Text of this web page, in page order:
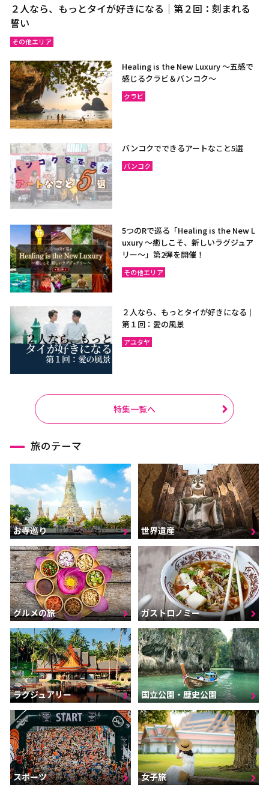
２人なら、もっとタイが好きになる｜第２回：刻まれる
誓い
その他エリア
Healing is the New Luxury ～五感で
感じるクラビ＆バンコク～
クラビ
バンコクでできるアートなこと5選
バンコク
5つのRで巡る「Healing is the New L
uxury ～癒しこそ、新しいラグジュア
リー〜」第2弾を開催！
その他エリア
２人なら、もっとタイが好きになる｜
第１回：愛の風景
アユタヤ
特集一覧へ
旅のテーマ
お寺巡り 世界遺産
グルメの旅 ガストロノミー
ラグジュアリー 国立公園・歴史公園
スポーツ 女子旅